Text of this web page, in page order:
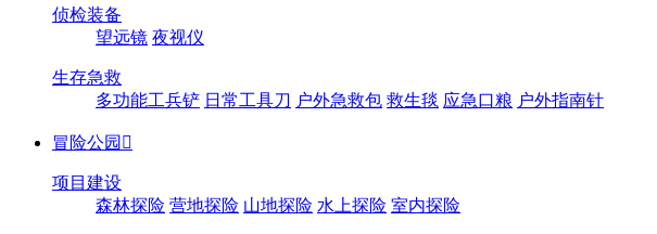
侦检装备
望远镜 夜视仪
生存急救
多功能工兵铲 日常工具刀 户外急救包 救生毯 应急口粮 户外指南针
冒险公园 
项目建设
森林探险 营地探险 山地探险 水上探险 室内探险